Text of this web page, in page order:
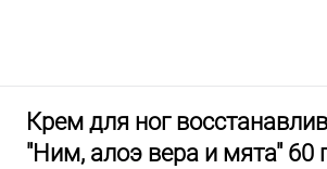
Крем для ног
"Ним, алоэ вера и мята" 60